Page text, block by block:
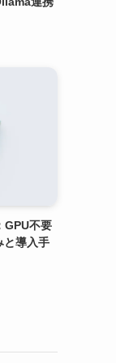
GPU不要
と導入手